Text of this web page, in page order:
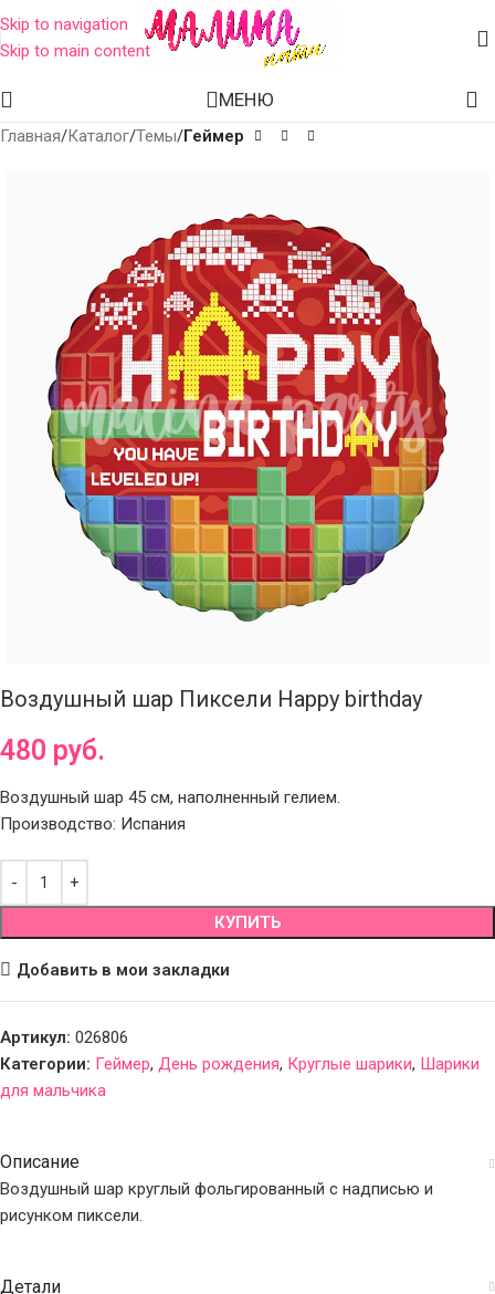
Skip to navigation
Skip to main content
МЕНЮ
Главная Каталог Темы Геймер
Воздушный шар Пиксели Happy birthday
480 руб.
Воздушный шар 45 см, наполненный гелием.
Производство: Испания
КУПИТЬ
Добавить в мои закладки
Артикул: 026806
Категории: Геймер, День рождения, Круглые шарики, Шарики
для мальчика
Описание
Воздушный шар круглый фольгированный с надписью и
рисунком пиксели.
Детали